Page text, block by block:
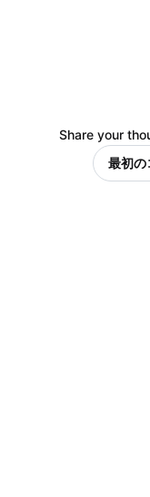
Share your
最初の